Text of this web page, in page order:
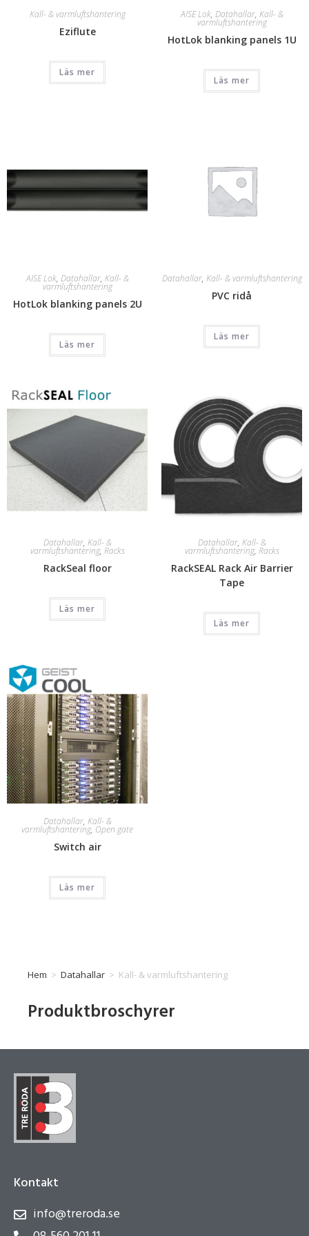
Kall- & varmluftshantering
Eziflute
Läs mer
AISE Lok, Datahallar, Kall- &
varmluftshantering
HotLok blanking panels 1U
Läs mer
AISE Lok, Datahallar, Kall- &
varmluftshantering
HotLok blanking panels 2U
Läs mer
Datahallar, Kall- & varmluftshantering
PVC ridå
Läs mer
Datahallar, Kall- &
varmluftshantering, Racks
RackSeal floor
Läs mer
Datahallar, Kall- &
varmluftshantering, Racks
RackSEAL Rack Air Barrier
Tape
Läs mer
Datahallar, Kall- &
varmluftshantering, Open gate
Switch air
Läs mer
Hem > Datahallar > Kall- & varmluftshantering
Produktbroschyrer
Kontakt
info@treroda.se